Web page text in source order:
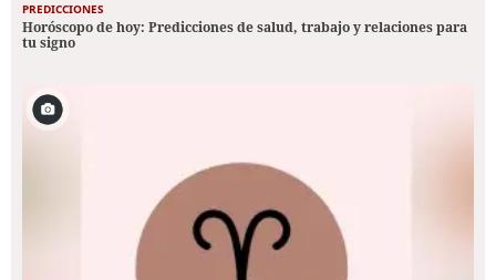
PREDICCIONES
Horóscopo de hoy: Predicciones de salud, trabajo y relaciones para
tu signo